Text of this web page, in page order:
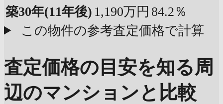
築30年(11年後) 1,190万円 84.2％
この物件の参考査定価格で計算
査定価格の目安を知る周
辺のマンションと比較